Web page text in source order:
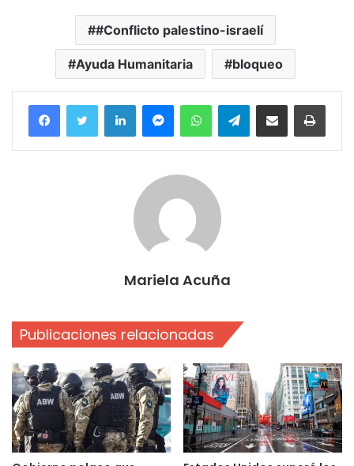
#Conflicto palestino-israelí
Ayuda Humanitaria bloqueo
FacebookTwitter LinkedInMessengerWhatsAppTelegramCompartir por correo electrónico
Mariela Acuña
Publicaciones relacionadas